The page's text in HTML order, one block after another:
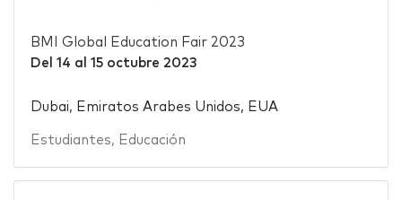
BMI Global Education Fair 2023
Del 14 al 15 octubre 2023
Dubai, Emiratos Arabes Unidos, EUA
Estudiantes, Educación